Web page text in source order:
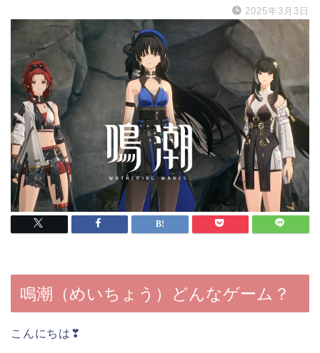
2025年3月3日
鳴潮（めいちょう）どんなゲーム？
こんにちは❣